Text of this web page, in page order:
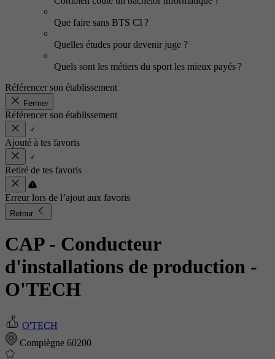
Que faire sans BTS CI ?
Quelles études pour devenir juge ?
Quels sont les métiers du sport les mieux payés ?
Référencer son établissement
Fermer
Référencer son établissement
Ajouté à tes favoris
Retiré de tes favoris
Erreur lors de l’ajout aux favoris
Retour
CAP - Conducteur
d'installations de production -
O'TECH
O'TECH
Compiègne 60200